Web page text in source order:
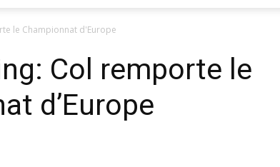
le Championnat d'Europe
Col remporte le
d’Europe